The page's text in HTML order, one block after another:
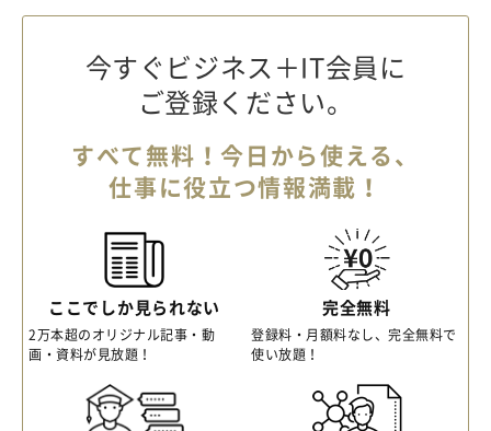
今すぐビジネス＋IT会員に
ご登録ください。
すべて無料！今日から使える、
仕事に役立つ情報満載！
ここでしか見られない
2万本超のオリジナル記事・動
画・資料が見放題！
完全無料
登録料・月額料なし、完全無料で
使い放題！